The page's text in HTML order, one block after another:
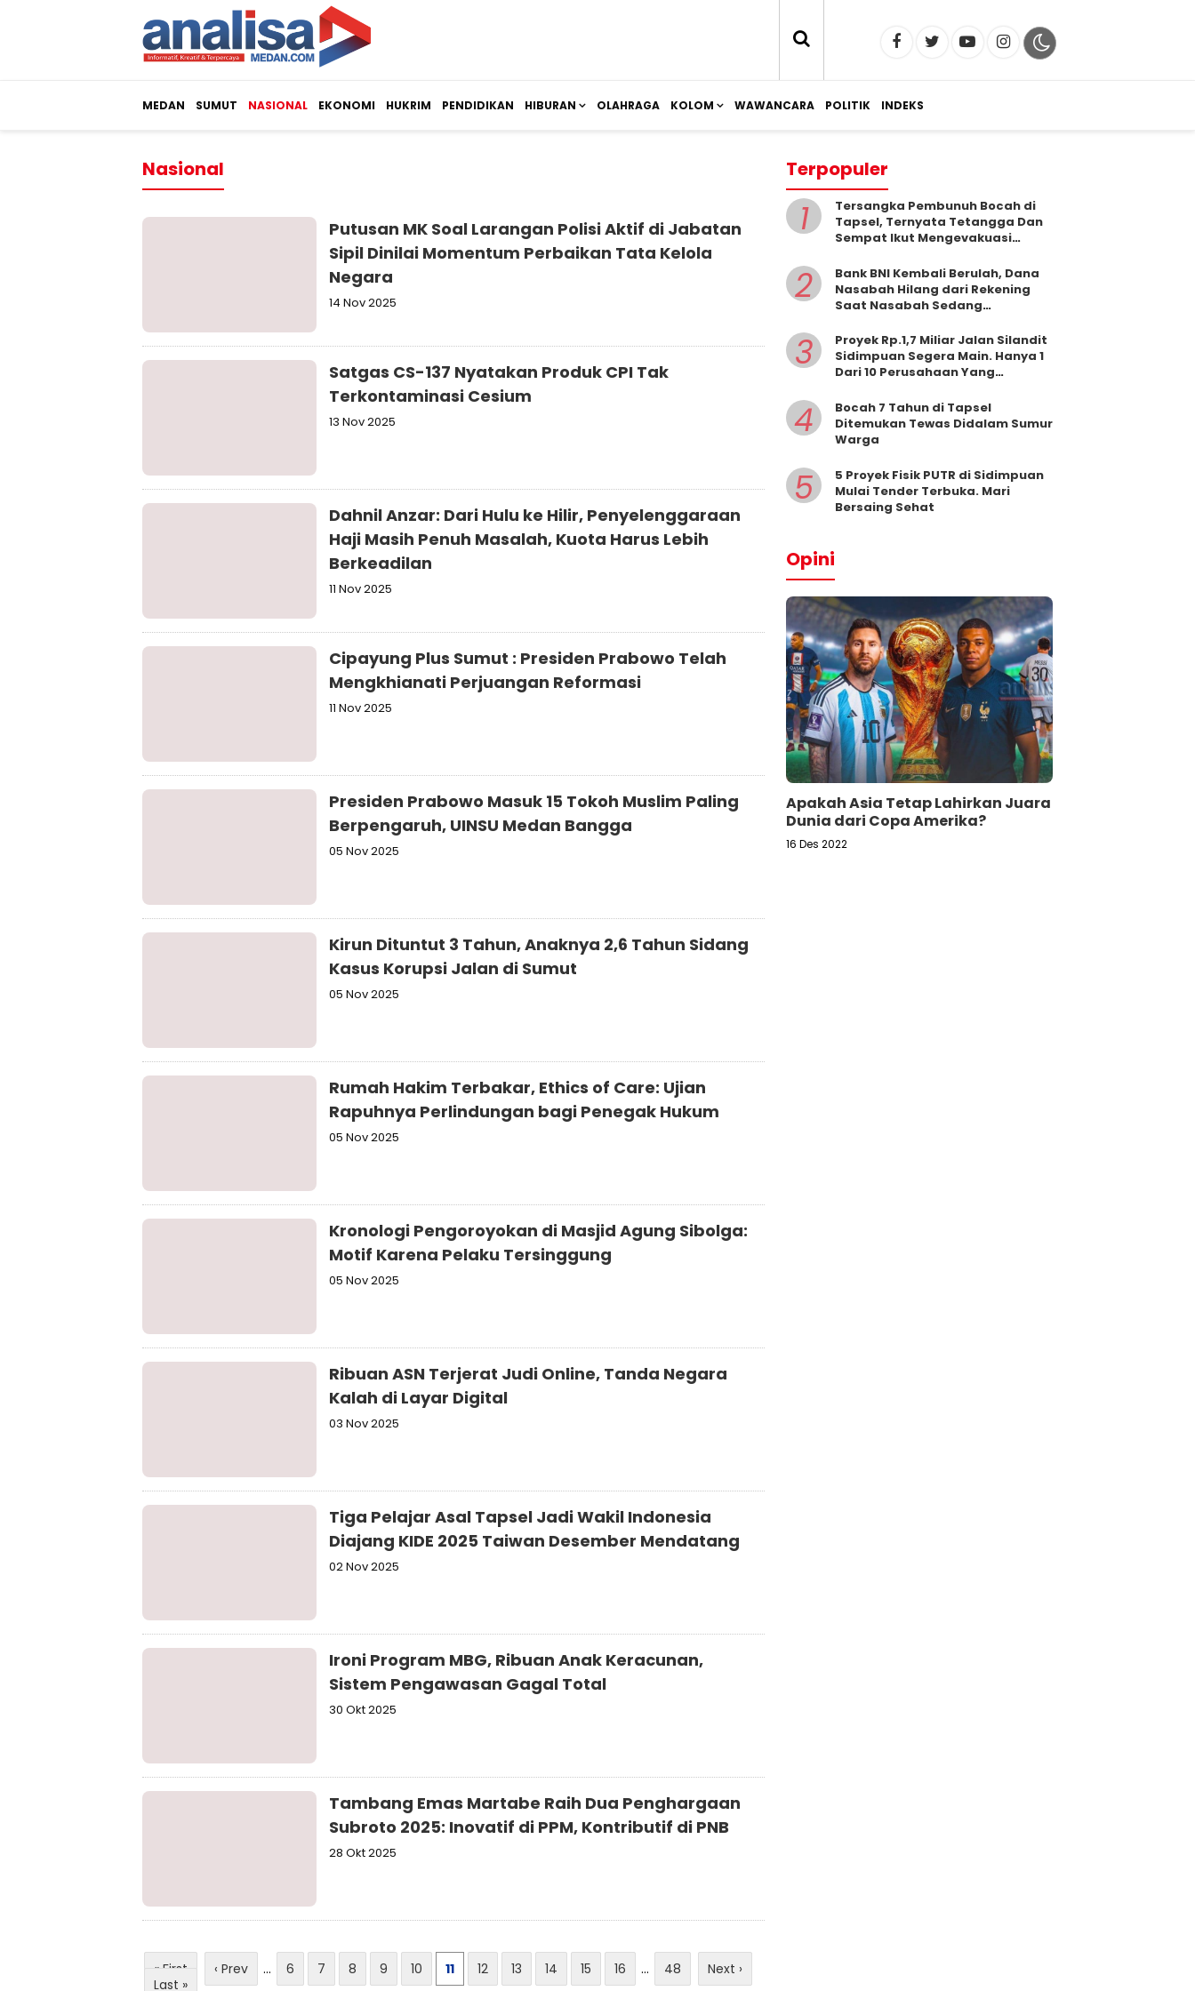
MEDAN SUMUT NASIONAL EKONOMI HUKRIM PENDIDIKAN HIBURAN OLAHRAGA KOLOM WAWANCARA POLITIK INDEKS
Nasional
Putusan MK Soal Larangan Polisi Aktif di Jabatan
Sipil Dinilai Momentum Perbaikan Tata Kelola
Negara
14 Nov 2025
Satgas CS-137 Nyatakan Produk CPI Tak
Terkontaminasi Cesium
13 Nov 2025
Dahnil Anzar: Dari Hulu ke Hilir, Penyelenggaraan
Haji Masih Penuh Masalah, Kuota Harus Lebih
Berkeadilan
11 Nov 2025
Cipayung Plus Sumut : Presiden Prabowo Telah
Mengkhianati Perjuangan Reformasi
11 Nov 2025
Presiden Prabowo Masuk 15 Tokoh Muslim Paling
Berpengaruh, UINSU Medan Bangga
05 Nov 2025
Kirun Dituntut 3 Tahun, Anaknya 2,6 Tahun Sidang
Kasus Korupsi Jalan di Sumut
05 Nov 2025
Rumah Hakim Terbakar, Ethics of Care: Ujian
Rapuhnya Perlindungan bagi Penegak Hukum
05 Nov 2025
Kronologi Pengoroyokan di Masjid Agung Sibolga:
Motif Karena Pelaku Tersinggung
05 Nov 2025
Ribuan ASN Terjerat Judi Online, Tanda Negara
Kalah di Layar Digital
03 Nov 2025
Tiga Pelajar Asal Tapsel Jadi Wakil Indonesia
Diajang KIDE 2025 Taiwan Desember Mendatang
02 Nov 2025
Ironi Program MBG, Ribuan Anak Keracunan,
Sistem Pengawasan Gagal Total
30 Okt 2025
Tambang Emas Martabe Raih Dua Penghargaan
Subroto 2025: Inovatif di PPM, Kontributif di PNB
28 Okt 2025
« First ‹ Prev ... 6 7 8 9 10 11 12 13 14 15 16 ... 48
Next ›
Last »
Terpopuler
1
Tersangka Pembunuh Bocah di
Tapsel, Ternyata Tetangga Dan
Sempat Ikut Mengevakuasi
2
Bank BNI Kembali Berulah, Dana
Nasabah Hilang dari Rekening
Saat Nasabah Sedang
3
Proyek Rp.1,7 Miliar Jalan Silandit
Sidimpuan Segera Main. Hanya 1
Dari 10 Perusahaan Yang
4
Bocah 7 Tahun di Tapsel
Ditemukan Tewas Didalam Sumur
Warga
5
5 Proyek Fisik PUTR di Sidimpuan
Mulai Tender Terbuka. Mari
Bersaing Sehat
Opini
Apakah Asia Tetap Lahirkan Juara
Dunia dari Copa Amerika?
16 Des 2022